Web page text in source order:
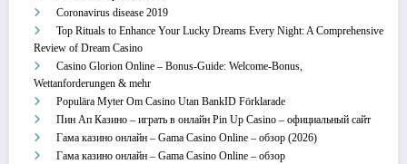
Coronavirus disease 2019
Top Rituals to Enhance Your Lucky Dreams Every Night: A Comprehensive
Review of Dream Casino
Casino Glorion Online – Bonus‑Guide: Welcome‑Bonus,
Wettanforderungen & mehr
Populära Myter Om Casino Utan BankID Förklarade
Пин Ап Казино – играть в онлайн Pin Up Casino – официальный сайт
Гама казино онлайн – Gama Casino Online – обзор (2026)
Гама казино онлайн – Gama Casino Online – обзор